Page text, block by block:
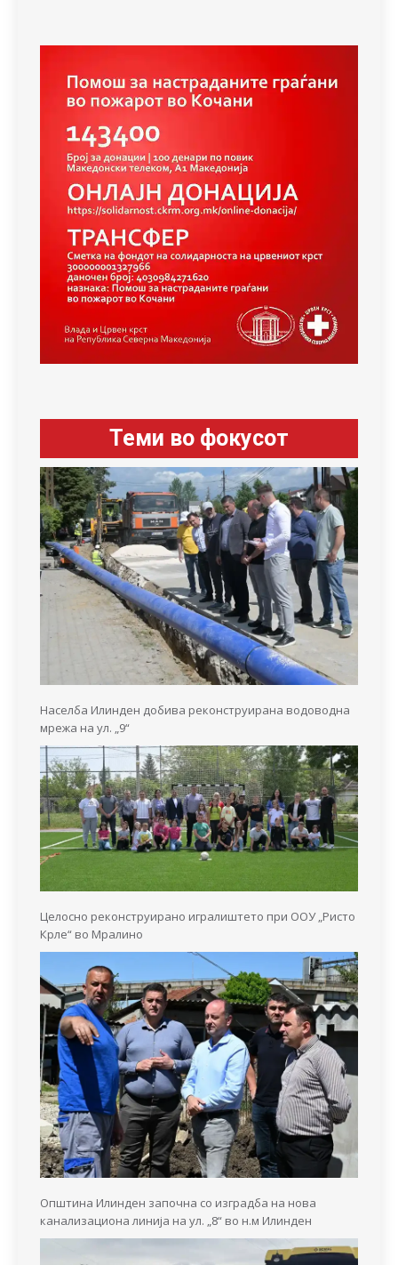
Теми во фокусот
Населба Илинден добива реконструирана водоводна
мрежа на ул. „9“
Целосно реконструирано игралиштето при ООУ „Ристо
Крле“ во Мралино
Општина Илинден започна со изградба на нова
канализациона линија на ул. „8“ во н.м Илинден